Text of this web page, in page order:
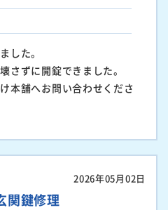
した。
さずに開錠できました。
本舗へお問い合わせくださ
2026年05月02日
関鍵修理